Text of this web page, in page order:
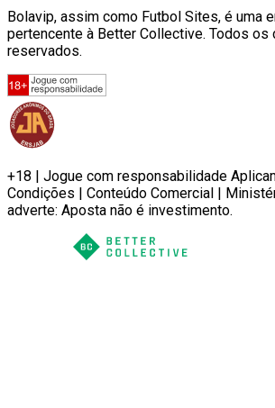
Bolavip, assim como Futbol Sites, é uma
pertencente à Better Collective. Todos os
reservados.
+18 | Jogue com responsabilidade
Condições | Conteúdo Comercial |
adverte: Aposta não é investimento.